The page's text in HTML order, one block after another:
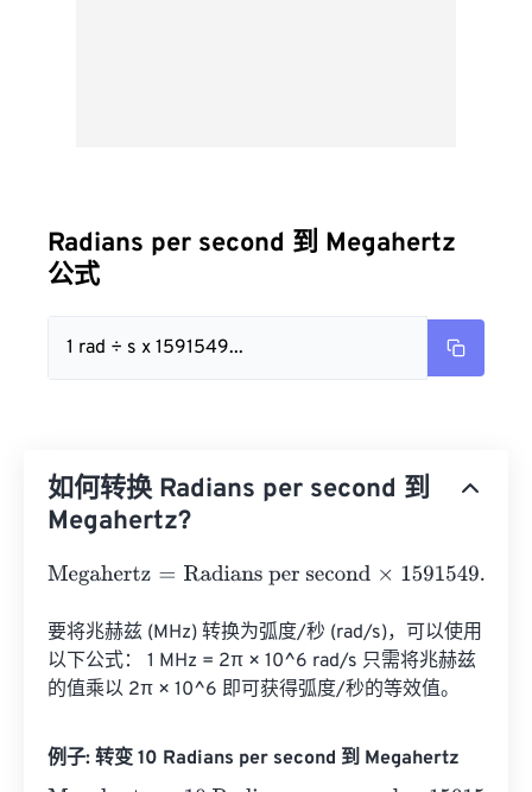
Radians per second 到 Megahertz
公式
1 rad ÷ s x 1591549...
如何转换 Radians per second 到
Megahertz?
Megahertz= Radians per second×1591549.430919
要将兆赫兹 (MHz) 转换为弧度/秒 (rad/s)，可以使用
以下公式： 1 MHz = 2π × 10^6 rad/s 只需将兆赫兹
的值乘以 2π × 10^6 即可获得弧度/秒的等效值。
例子: 转变 10 Radians per second 到 Megahertz